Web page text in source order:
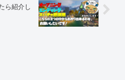
ら紹介し